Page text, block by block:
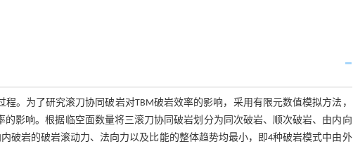
。为了研究滚刀协同破岩对TBM破岩效率的影响，采用有限元数值模拟方法，
影响。根据临空面数量将三滚刀协同破岩划分为同次破岩、顺次破岩、由内向
破岩的破岩滚动力、法向力以及比能的整体趋势均最小，即4种破岩模式中由外